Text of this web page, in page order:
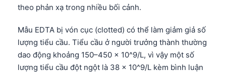
theo phản xạ trong nhiều bối cảnh.
Mẫu EDTA bị vón cục (clotted) có thể làm giảm giả số
lượng tiểu cầu. Tiểu cầu ở người trưởng thành thường
dao động khoảng 150–450 × 10^9/L, vì vậy một số
lượng tiểu cầu đột ngột là 38 × 10^9/L kèm bình luận